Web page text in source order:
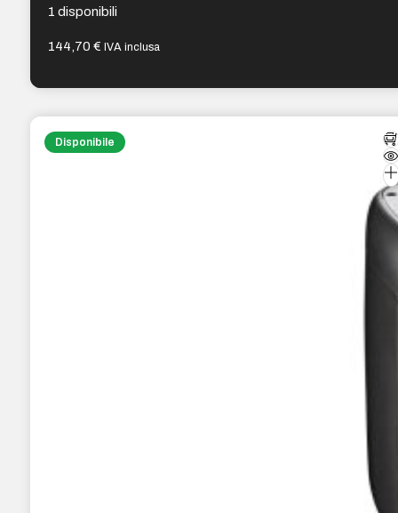
1 disponibili
144,70€ IVA inclusa
Disponibile